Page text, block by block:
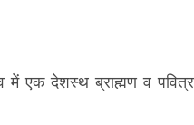
में एक देशस्थ ब्राह्मण व पवित्र